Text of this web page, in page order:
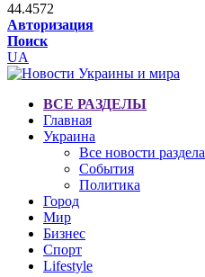
44.4572
Авторизация
Поиск
UA
ВСЕ РАЗДЕЛЫ
Главная
Украина
Все новости раздела
События
Политика
Город
Мир
Бизнес
Спорт
Lifestyle